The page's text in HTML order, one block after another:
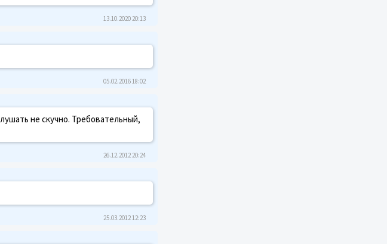
13.10.2020 20:13
05.02.2016 18:02
не скучно. Требовательный,
26.12.2012 20:24
25.03.2012 12:23